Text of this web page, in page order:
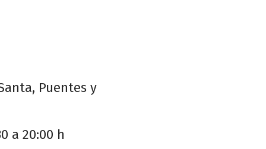
Puentes y
a 20:00 h